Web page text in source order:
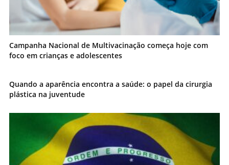
Campanha Nacional de Multivacinação começa hoje com
foco em crianças e adolescentes
Quando a aparência encontra a saúde: o papel da cirurgia
plástica na juventude